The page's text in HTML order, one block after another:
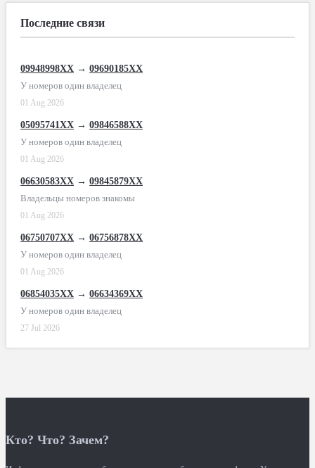
Последние связи
09948998XX → 09690185XX
У номеров один владелец
01 Aug 2026
05095741XX → 09846588XX
У номеров один владелец
01 Aug 2026
06630583XX → 09845879XX
Владельцы номеров знакомы
01 Aug 2026
06750707XX → 06756878XX
У номеров один владелец
01 Aug 2026
06854035XX → 06634369XX
У номеров один владелец
27 Jul 2026
Кто? Что? Зачем?